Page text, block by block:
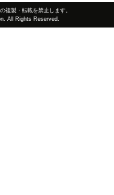
複製・転載を禁止します。
All Rights Reserved.